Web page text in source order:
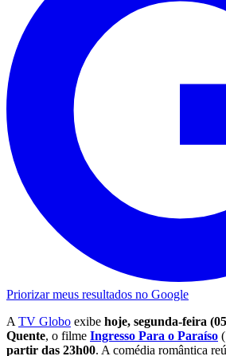
Priorizar meus resultados no Google
A TV Globo exibe hoje, segunda-feira
Quente, o filme Ingresso Para o Paraíso (
partir das 23h00. A comédia romântica